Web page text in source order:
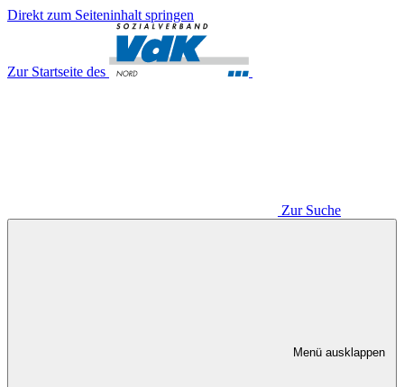
Direkt zum Seiteninhalt springen
Zur Startseite des
Zur Suche
Menü ausklappen